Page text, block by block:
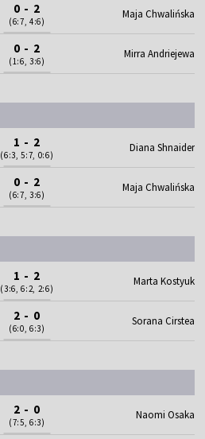
0 - 2
(6:7, 4:6)
Maja Chwalińska
0 - 2
(1:6, 3:6)
Mirra Andriejewa
1 - 2
(6:3, 5:7, 0:6)
Diana Shnaider
0 - 2
(6:7, 3:6)
Maja Chwalińska
1 - 2
(3:6, 6:2, 2:6)
Marta Kostyuk
2 - 0
(6:0, 6:3)
Sorana Cirstea
2 - 0
(7:5, 6:3)
Naomi Osaka